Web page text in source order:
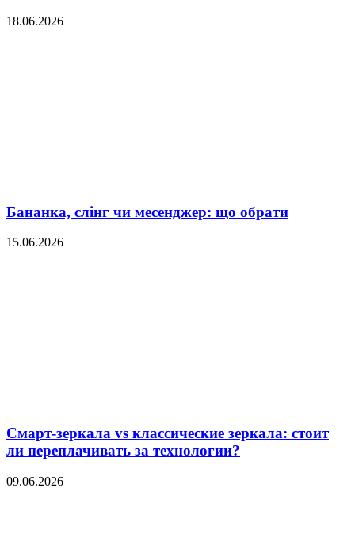
18.06.2026
Бананка, слінг чи месенджер: що обрати
15.06.2026
Смарт-зеркала vs классические зеркала: стоит
ли переплачивать за технологии?
09.06.2026